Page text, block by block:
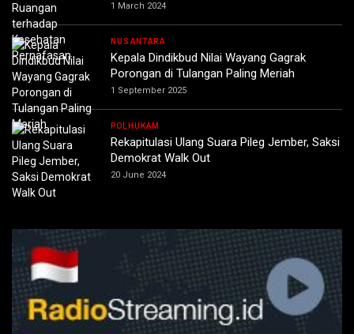
1 March 2024
NUSANTARA
Kepala Dindikbud Nilai Wayang Gagrak
Porongan di Tulangan Paling Meriah
1 September 2025
POLHUKAM
Rekapitulasi Ulang Suara Pileg Jember, Saksi
Demokrat Walk Out
20 June 2024